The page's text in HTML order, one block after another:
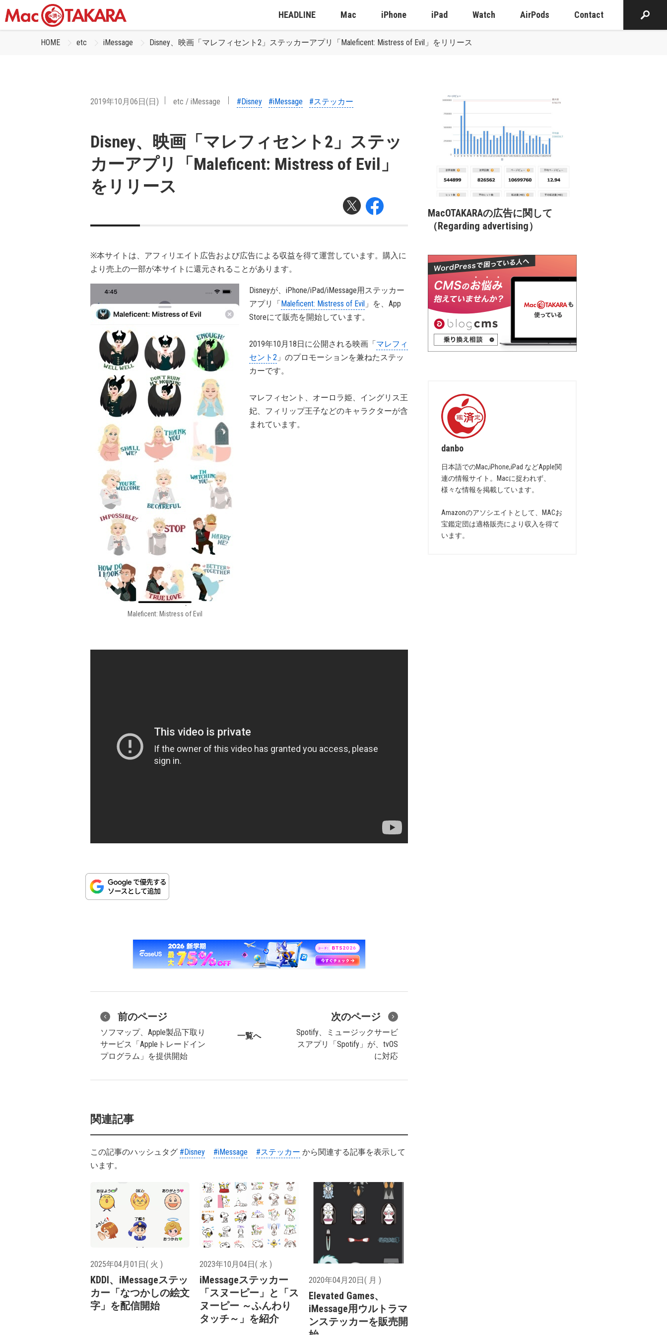
HEADLINE Mac iPhone iPad Watch AirPods Contact
HOME etc iMessage Disney、映画「マレフィセント2」ステッカーアプリ「Maleficent: Mistress of Evil」をリリース
2019年10月06日(日) etc / iMessage #Disney #iMessage #ステッカー
Disney、映画「マレフィセント2」ステッ
カーアプリ「Maleficent: Mistress of Evil」
をリリース
※本サイトは、アフィリエイト広告および広告による収益を得て運営しています。購入に
より売上の一部が本サイトに還元されることがあります。
Maleficent: Mistress of Evil
Disneyが、iPhone/iPad/iMessage用ステッカー
アプリ「Maleficent: Mistress of Evil 」を、App
Storeにて販売を開始しています。
2019年10月18日に公開される映画「マレフィ
セント2 」のプロモーションを兼ねたステッ
カーです。
マレフィセント、オーロラ姫、イングリス王
妃、フィリップ王子などのキャラクターが含
まれています。
前のページ
ソフマップ、Apple製品下取り
サービス「Appleトレードイン
プログラム」を提供開始
一覧へ
次のページ
Spotify、ミュージックサービ
スアプリ「Spotify」が、tvOS
に対応
関連記事
この記事のハッシュタグ #Disney #iMessage #ステッカー から関連する記事を表示して
います。
2025年04月01日( 火 )
KDDI、iMessageステッ
カー「なつかしの絵文
字」を配信開始
2023年10月04日( 水 )
iMessageステッカー
「スヌーピー」と「ス
ヌーピー ～ふんわり
タッチ～」を紹介
2020年04月20日( 月 )
Elevated Games、
iMessage用ウルトラマ
ンステッカーを販売開
MacOTAKARAの広告に関して
（Regarding advertising）
danbo
日本語でのMac,iPhone,iPad などApple関
連の情報サイト。Macに捉われず、
様々な情報を掲載しています。
Amazonのアソシエイトとして、MACお
宝鑑定団は適格販売により収入を得て
います。